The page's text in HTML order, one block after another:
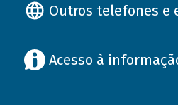
Outros telefones e
Acesso à